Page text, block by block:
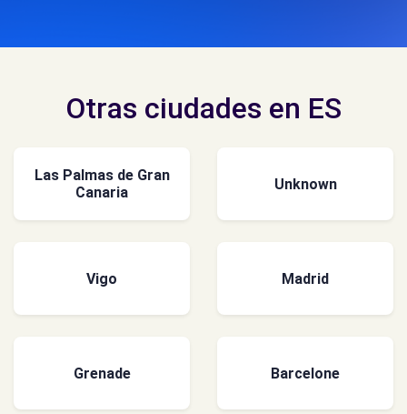
Otras ciudades en ES
Las Palmas de Gran
Canaria
Unknown
Vigo Madrid
Grenade Barcelone